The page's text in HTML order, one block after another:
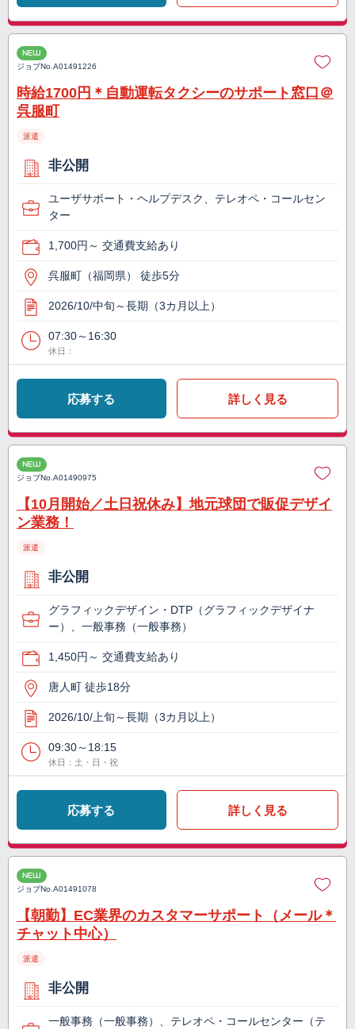
NEW
ジョブNo.A01491226
時給1700円＊自動運転タクシーのサポート窓口＠
呉服町
派遣
非公開
ユーザサポート・ヘルプデスク、テレオペ・コールセン
ター
1,700円～ 交通費支給あり
呉服町（福岡県） 徒歩5分
2026/10/中旬～長期（3カ月以上）
07:30～16:30
休日：
応募する 詳しく見る
NEW
ジョブNo.A01490975
【10月開始／土日祝休み】地元球団で販促デザイ
ン業務！
派遣
非公開
グラフィックデザイン・DTP（グラフィックデザイナ
ー）、一般事務（一般事務）
1,450円～ 交通費支給あり
唐人町 徒歩18分
2026/10/上旬～長期（3カ月以上）
09:30～18:15
休日：土・日・祝
応募する 詳しく見る
NEW
ジョブNo.A01491078
【朝勤】EC業界のカスタマーサポート（メール＊
チャット中心）
派遣
非公開
一般事務（一般事務）、テレオペ・コールセンター（テ